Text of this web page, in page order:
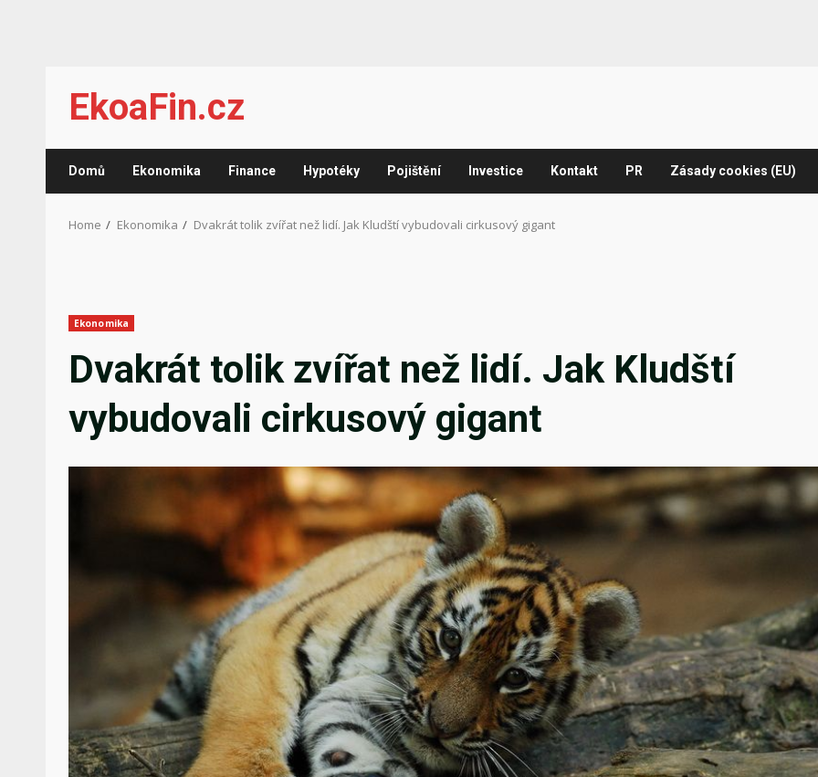
content
EkoaFin.cz
Domů Ekonomika Finance Hypotéky Pojištění Investice Kontakt PR Zásady cookies (EU)
Home Ekonomika Dvakrát tolik zvířat než lidí. Jak Kludští vybudovali cirkusový gigant
Ekonomika
Dvakrát tolik zvířat než lidí. Jak Kludští
vybudovali cirkusový gigant